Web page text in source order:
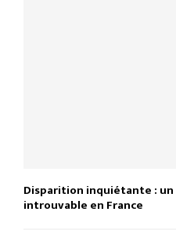
Disparition inquiétante :
introuvable en France